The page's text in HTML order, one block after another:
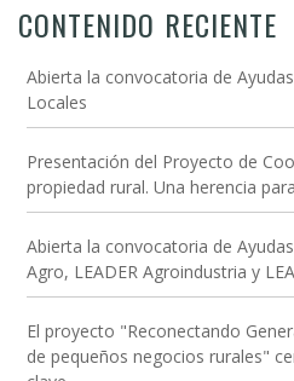
CONTENIDO RECIENTE
Abierta la convocatoria de
Locales
Presentación del Proyecto de
propiedad rural. Una herencia
Abierta la convocatoria de Ayudas
Agro, LEADER Agroindustria y
El proyecto "Reconectando
de pequeños negocios rurales"